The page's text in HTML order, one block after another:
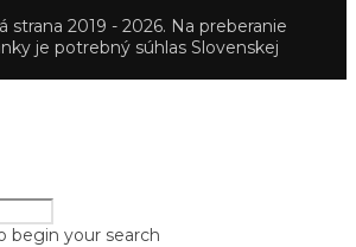
strana 2019 - 2026. Na preberanie
je potrebný súhlas Slovenskej
begin your search